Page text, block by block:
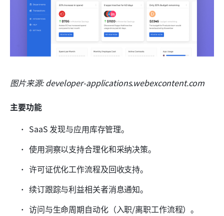
图片来源: developer-applications.webexcontent.com
主要功能
SaaS 发现与应用库存管理。
使用洞察以支持合理化和采纳决策。
许可证优化工作流程及回收支持。
续订跟踪与利益相关者消息通知。
访问与生命周期自动化（入职/离职工作流程）。